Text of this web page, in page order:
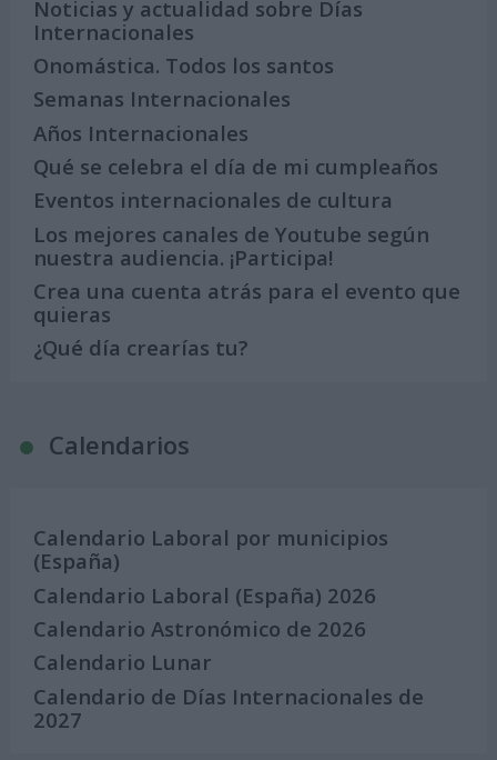
Noticias y actualidad sobre Días
Internacionales
Onomástica. Todos los santos
Semanas Internacionales
Años Internacionales
Qué se celebra el día de mi cumpleaños
Eventos internacionales de cultura
Los mejores canales de Youtube según
nuestra audiencia. ¡Participa!
Crea una cuenta atrás para el evento que
quieras
¿Qué día crearías tu?
Calendarios
Calendario Laboral por municipios
(España)
Calendario Laboral (España) 2026
Calendario Astronómico de 2026
Calendario Lunar
Calendario de Días Internacionales de
2027